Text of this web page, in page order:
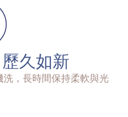
久如新
，長時間保持柔軟與光